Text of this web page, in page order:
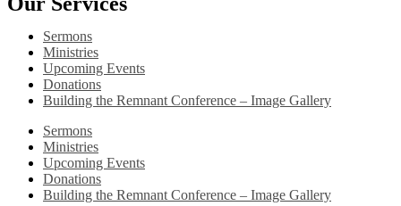
Sermons
Ministries
Upcoming Events
Donations
Building the Remnant Conference – Image Gallery
Sermons
Ministries
Upcoming Events
Donations
Building the Remnant Conference – Image Gallery